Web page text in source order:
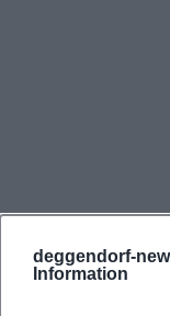
deggendorf-
Information
etwa 1,5
technische